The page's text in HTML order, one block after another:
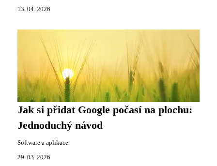
13. 04. 2026
Jak si přidat Google počasí na plochu:
Jednoduchý návod
Software a aplikace
29. 03. 2026